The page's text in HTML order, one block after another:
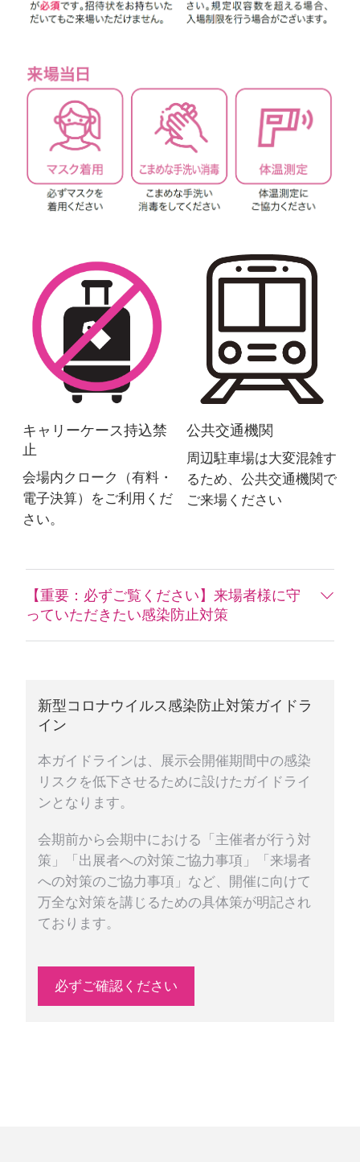
キャリーケース持込禁
止
会場内クローク（有料・
電子決算）をご利用くだ
さい。
公共交通機関
周辺駐車場は大変混雑す
るため、公共交通機関で
ご来場ください
【重要：必ずご覧ください】来場者様に守
っていただきたい感染防止対策
新型コロナウイルス感染防止対策ガイドラ
イン
本ガイドラインは、展示会開催期間中の感染
リスクを低下させるために設けたガイドライ
ンとなります。
会期前から会期中における「主催者が行う対
策」「出展者への対策ご協力事項」「来場者
への対策のご協力事項」など、開催に向けて
万全な対策を講じるための具体策が明記され
ております。
必ずご確認ください